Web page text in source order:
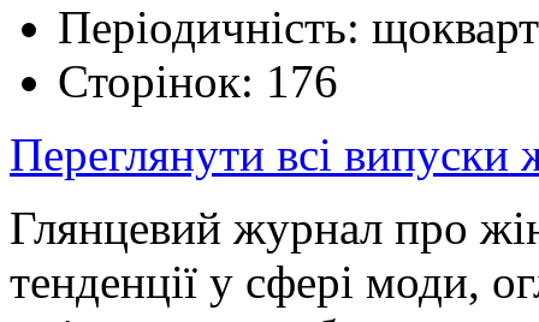
Періодичність:
Сторінок: 176
Переглянути всі випуски
Глянцевий журнал про
тенденції у сфері моди,